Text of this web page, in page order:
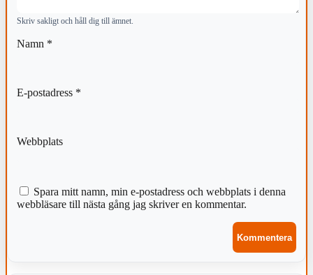
Skriv sakligt och håll dig till ämnet.
Namn *
E-postadress *
Webbplats
Spara mitt namn, min e-postadress och webbplats i denna
webbläsare till nästa gång jag skriver en kommentar.